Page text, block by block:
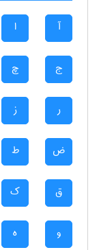
آ ا
ج چ
ر ز
ض ط
ق ک
و ه